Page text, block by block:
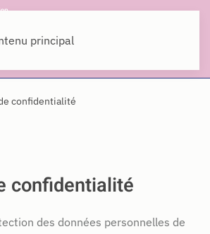
principal
confidentialité
confidentialité
des données personnelles de